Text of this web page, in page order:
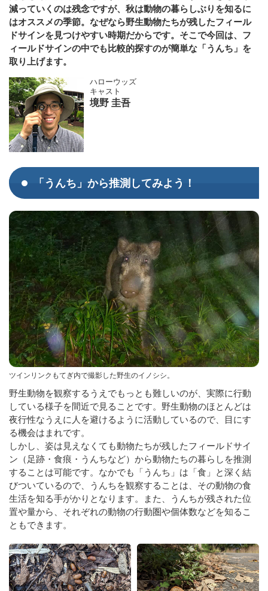
減っていくのは残念ですが、秋は動物の暮らしぶりを知るに
はオススメの季節。なぜなら野生動物たちが残したフィール
ドサインを見つけやすい時期だからです。そこで今回は、フ
ィールドサインの中でも比較的探すのが簡単な「うんち」を
取り上げます。
ハローウッズ
キャスト
境野 圭吾
「うんち」から推測してみよう！
ツインリンクもてぎ内で撮影した野生のイノシシ。
野生動物を観察するうえでもっとも難しいのが、実際に行動
している様子を間近で見ることです。野生動物のほとんどは
夜行性なうえに人を避けるように活動しているので、目にす
る機会はまれです。
しかし、姿は見えなくても動物たちが残したフィールドサイ
ン（足跡・食痕・うんちなど）から動物たちの暮らしを推測
することは可能です。なかでも「うんち」は「食」と深く結
びついているので、うんちを観察することは、その動物の食
生活を知る手がかりとなります。また、うんちが残された位
置や量から、それぞれの動物の行動圏や個体数などを知るこ
ともできます。